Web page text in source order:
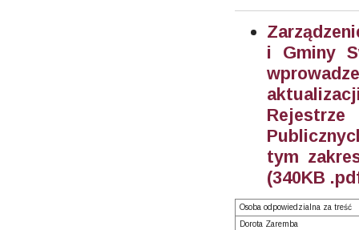
i Gminy
tym
(340KB
Osoba odpowiedzialna za treść
Dorota Zaremba